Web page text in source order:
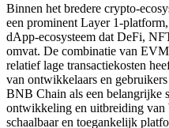
Binnen het bredere crypto-
een prominent Layer 1-
dApp-ecosysteem dat DeFi,
omvat. De combinatie van
relatief lage transactiekosten
van ontwikkelaars en
BNB Chain als een belangrijke
ontwikkeling en uitbreiding van
schaalbaar en toegankelijk